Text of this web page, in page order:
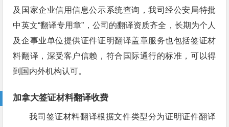
及国家企业信用信息公示系统查询，我司经公安局特批
中英文“翻译专用章”，公司的翻译资质齐全，长期为个人
及企事业单位提供证件证明翻译盖章服务也包括签证材
料翻译，深受客户信赖，符合国际通行的标准，可以得
到国内外机构认可。
加拿大签证材料翻译收费
我司签证材料翻译根据文件类型分为证明证件翻译